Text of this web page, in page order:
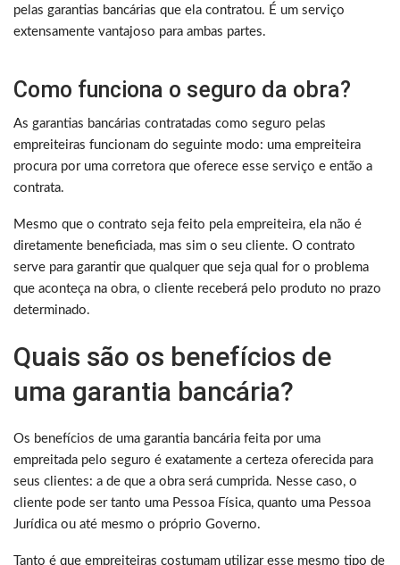
pelas garantias bancárias que ela contratou. É um serviço
extensamente vantajoso para ambas partes.
Como funciona o seguro da obra?
As garantias bancárias contratadas como seguro pelas
empreiteiras funcionam do seguinte modo: uma empreiteira
procura por uma corretora que oferece esse serviço e então a
contrata.
Mesmo que o contrato seja feito pela empreiteira, ela não é
diretamente beneficiada, mas sim o seu cliente. O contrato
serve para garantir que qualquer que seja qual for o problema
que aconteça na obra, o cliente receberá pelo produto no prazo
determinado.
Quais são os benefícios de
uma garantia bancária?
Os benefícios de uma garantia bancária feita por uma
empreitada pelo seguro é exatamente a certeza oferecida para
seus clientes: a de que a obra será cumprida. Nesse caso, o
cliente pode ser tanto uma Pessoa Física, quanto uma Pessoa
Jurídica ou até mesmo o próprio Governo.
Tanto é que empreiteiras costumam utilizar esse mesmo tipo de